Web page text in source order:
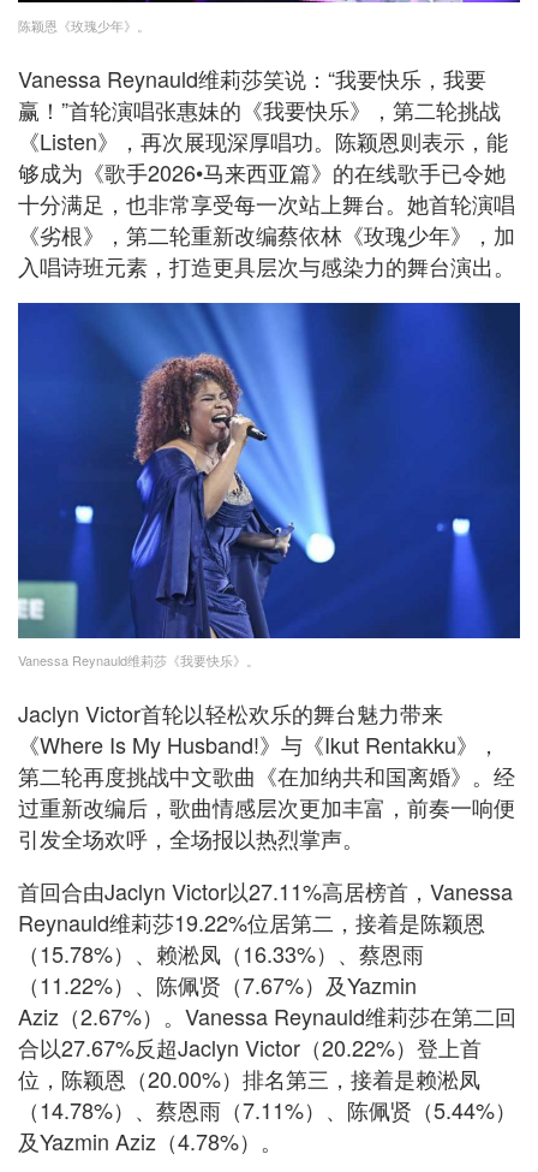
陈颖恩《玫瑰少年》。
Vanessa Reynauld维莉莎笑说：“我要快乐，我要
赢！”首轮演唱张惠妹的《我要快乐》，第二轮挑战
《Listen》，再次展现深厚唱功。陈颖恩则表示，能
够成为《歌手2026•马来西亚篇》的在线歌手已令她
十分满足，也非常享受每一次站上舞台。她首轮演唱
《劣根》，第二轮重新改编蔡依林《玫瑰少年》，加
入唱诗班元素，打造更具层次与感染力的舞台演出。
Vanessa Reynauld维莉莎《我要快乐》。
Jaclyn Victor首轮以轻松欢乐的舞台魅力带来
《Where Is My Husband!》与《Ikut Rentakku》，
第二轮再度挑战中文歌曲《在加纳共和国离婚》。经
过重新改编后，歌曲情感层次更加丰富，前奏一响便
引发全场欢呼，全场报以热烈掌声。
首回合由Jaclyn Victor以27.11%高居榜首，Vanessa
Reynauld维莉莎19.22%位居第二，接着是陈颖恩
（15.78%）、赖淞凤（16.33%）、蔡恩雨
（11.22%）、陈佩贤（7.67%）及Yazmin
Aziz（2.67%）。Vanessa Reynauld维莉莎在第二回
合以27.67%反超Jaclyn Victor（20.22%）登上首
位，陈颖恩（20.00%）排名第三，接着是赖淞凤
（14.78%）、蔡恩雨（7.11%）、陈佩贤（5.44%）
及Yazmin Aziz（4.78%）。